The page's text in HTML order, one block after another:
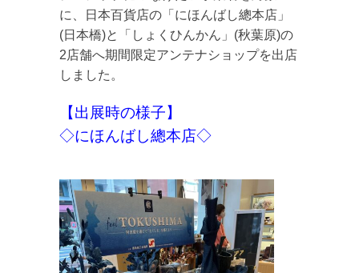
に、日本百貨店の「にほんばし總本店」
(日本橋)と「しょくひんかん」(秋葉原)の
2店舗へ期間限定アンテナショップを出店
しました。
【出展時の様子】
◇にほんばし總本店◇